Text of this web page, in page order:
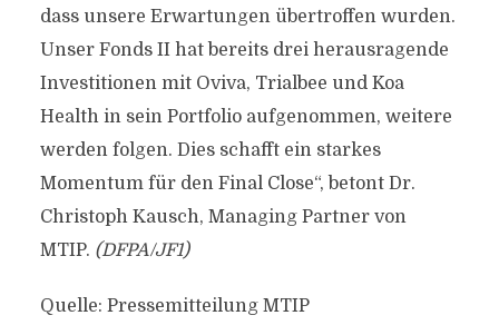
dass unsere Erwartungen übertroffen wurden.
Unser Fonds II hat bereits drei herausragende
Investitionen mit Oviva, Trialbee und Koa
Health in sein Portfolio aufgenommen, weitere
werden folgen. Dies schafft ein starkes
Momentum für den Final Close“, betont Dr.
Christoph Kausch, Managing Partner von
MTIP. (DFPA/JF1)
Quelle: Pressemitteilung MTIP